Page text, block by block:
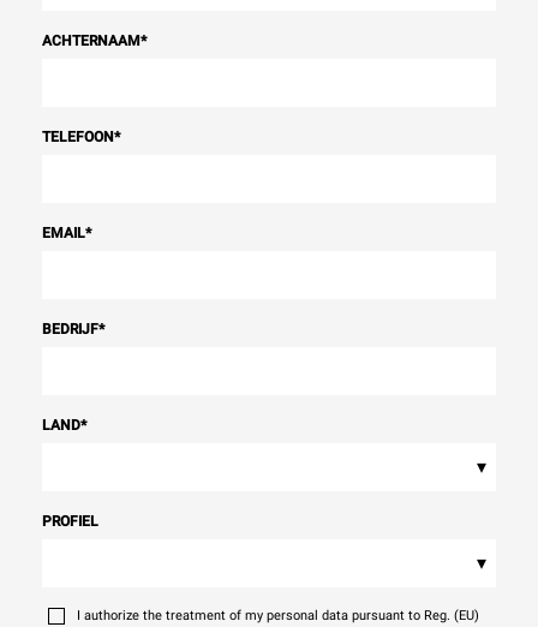
ACHTERNAAM*
TELEFOON*
EMAIL*
BEDRIJF*
LAND*
▾
PROFIEL
▾
I authorize the treatment of my personal data pursuant to Reg. (EU)